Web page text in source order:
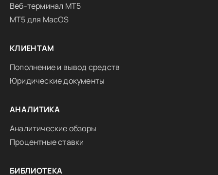
Веб-терминал MT5
MT5 для MacOS
КЛИЕНТАМ
Пополнение и вывод средств
Юридические документы
АНАЛИТИКА
Аналитические обзоры
Процентные ставки
БИБЛИОТЕКА